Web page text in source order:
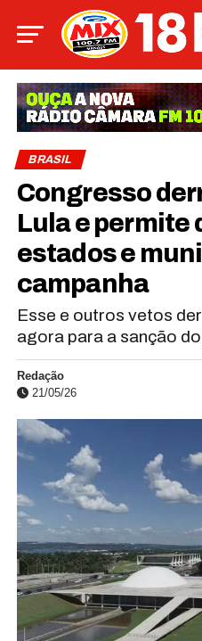
BRASIL
Congresso
Lula e permite
estados e
campanha
Esse e outros vetos
agora para a sanção
Redação
21/05/26